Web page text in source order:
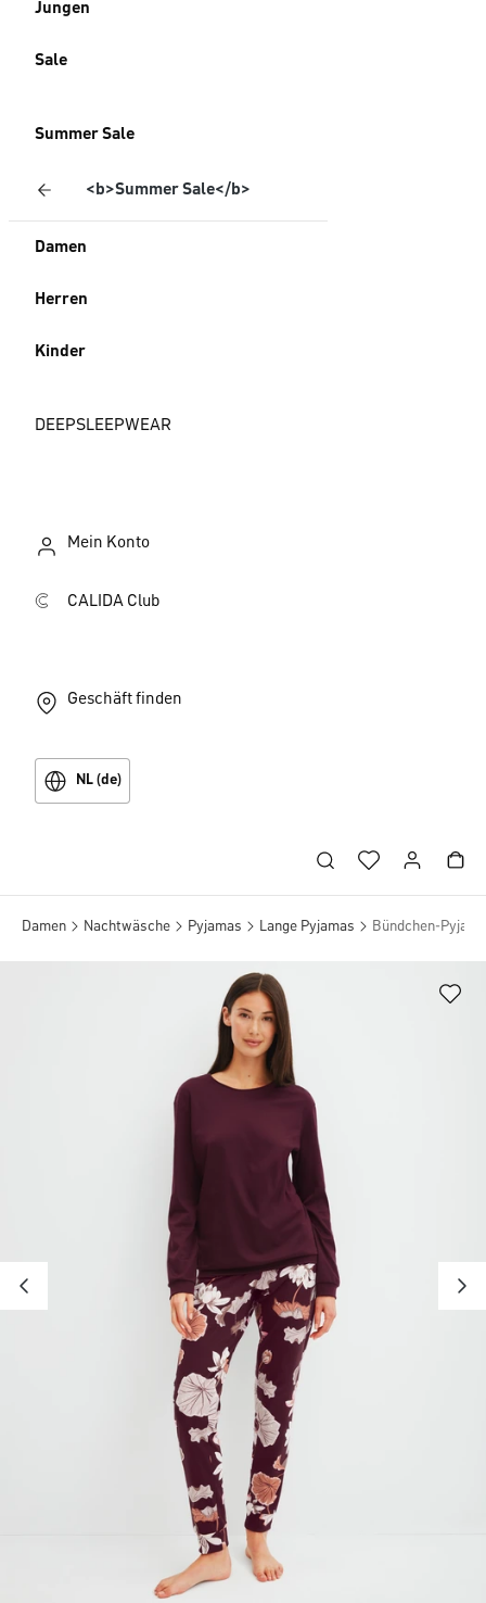
Jungen
Sale
Summer Sale
<b>Summer Sale</b>
Damen
Herren
Kinder
DEEPSLEEPWEAR
Mein Konto
CALIDA Club
Geschäft finden
NL (de)
Damen Nachtwäsche Pyjamas Lange Pyjamas Bündchen-Pyjama